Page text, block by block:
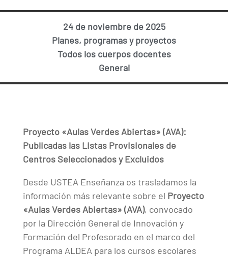
24 de noviembre de 2025
Planes, programas y proyectos
Todos los cuerpos docentes
General
Proyecto «Aulas Verdes Abiertas» (AVA):
Publicadas las Listas Provisionales de
Centros Seleccionados y Excluidos
Desde USTEA Enseñanza os trasladamos la
información más relevante sobre el Proyecto
«Aulas Verdes Abiertas» (AVA), convocado
por la Dirección General de Innovación y
Formación del Profesorado en el marco del
Programa ALDEA para los cursos escolares